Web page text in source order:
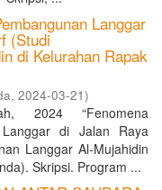
Langgar
(Studi
di Kelurahan Rapak
, 2024-03-21)
2024 “Fenomena
Langgar di Jalan Raya
Langgar Al-Mujahidin
Skripsi. Program ...